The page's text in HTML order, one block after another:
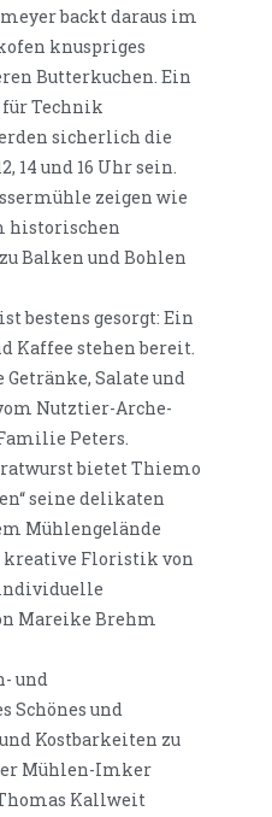
backt daraus im
knuspriges
Butterkuchen. Ein
für Technik
sicherlich die
14 und 16 Uhr sein.
zeigen wie
historischen
Balken und Bohlen
bestens gesorgt: Ein
Kaffee stehen bereit.
Salate und
Nutztier-Arche-
Peters.
bietet Thiemo
seine delikaten
Mühlengelände
kreative Floristik von
Mareike Brehm
und
Schönes und
Kostbarkeiten zu
Mühlen-Imker
Kallweit